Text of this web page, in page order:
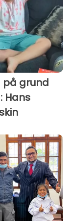
på grund
Hans